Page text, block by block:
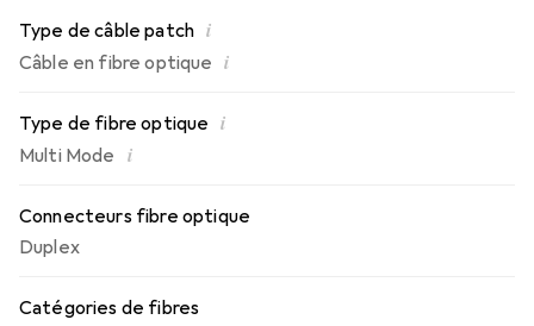
Type de câble patch i
Câble en fibre optique i
Type de fibre optique i
Multi Mode i
Connecteurs fibre optique
Duplex
Catégories de fibres